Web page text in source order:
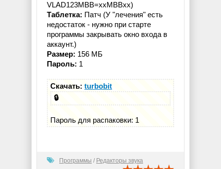
VLAD123MBB=xxMBBxx)
Таблетка: Патч (У "лечения" есть
недостаток - нужно при старте
программы закрывать окно входа в
аккаунт.)
Размер: 156 МБ
Пароль: 1
Скачать:turbobit
🔒
Пароль для распаковки: 1
Программы / Редакторы звука